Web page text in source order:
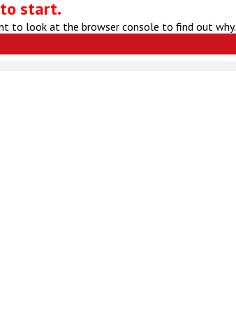
to start.
to look at the browser console to find out why.